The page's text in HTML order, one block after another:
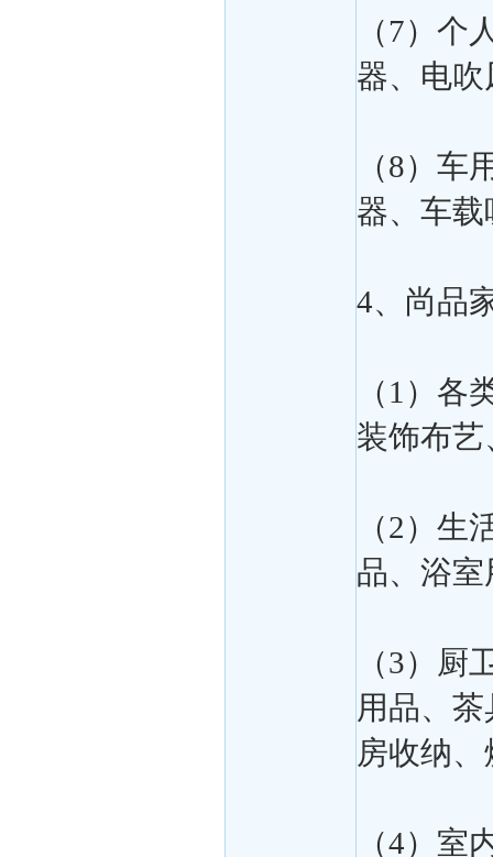
（7）
器、电
（8）车
器、车
4、尚品
（1）
装饰布
（2）
品、浴
（3）
用品、
房收纳
（4）室